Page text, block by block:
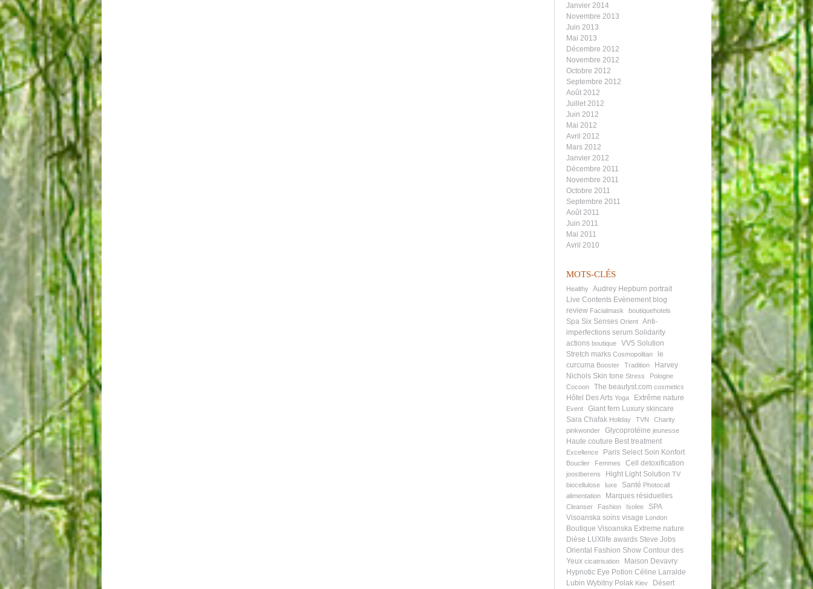
Janvier 2014
Novembre 2013
Juin 2013
Mai 2013
Décembre 2012
Novembre 2012
Octobre 2012
Septembre 2012
Août 2012
Juillet 2012
Juin 2012
Mai 2012
Avril 2012
Mars 2012
Janvier 2012
Décembre 2011
Novembre 2011
Octobre 2011
Septembre 2011
Août 2011
Juin 2011
Mai 2011
Avril 2010
MOTS-CLÉS
Healthy Audrey Hepburn portrait
Live Contents Evènement blog
review Facialmask boutiquehotels
Spa Six Senses Orient Anti-
imperfections serum Solidarity
actions boutique
VV5 Solution
Stretch marks Cosmopolitan
le
curcuma Booster Tradition
Harvey
Nichols Skin tone Stress
Pologne
Cocoon
The beautyst.com cosmetics
Hôtel Des Arts Yoga Extrême nature
Event Giant fern Luxury skincare
Sara Chafak Holiday TVN
Charity
pinkwonder
Glycoprotéine jeunesse
Haute couture Best treatment
Excellence Paris Select Soin Konfort
Bouclier Femmes Cell detoxification
joostberens Hight Light Solution TV
biocellulose
luxe Santé Photocall
alimentation
Marques résiduelles
Cleanser Fashion Isolee
SPA
Visoanska soins visage London
Boutique Visoanska Extreme nature
Dièse LUXlife awards Steve Jobs
Oriental Fashion Show Contour des
Yeux cicatrisation
Maison Devavry
Hypnotic Eye Potion Céline Larralde
Lubin Wybitny Polak Kiev Désert